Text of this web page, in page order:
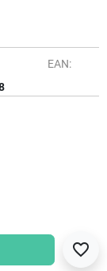
EAN:
favorite_border